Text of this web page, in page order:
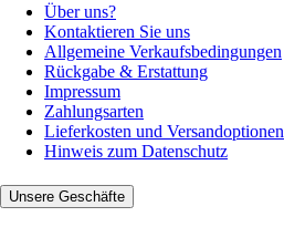
Über uns?
Kontaktieren Sie uns
Allgemeine Verkaufsbedingungen
Rückgabe & Erstattung
Impressum
Zahlungsarten
Lieferkosten und Versandoptionen
Hinweis zum Datenschutz
Unsere Geschäfte